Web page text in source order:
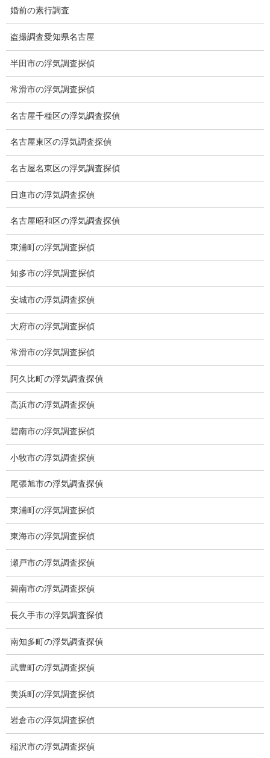
無料相談専用電話 10:00～17:00〔不定休〕
070-2678-3739
お問い合わせフォーム
お気軽にお問合せください
総合探偵社ミライリサーチ
愛知県名古屋市中区栄3-7ｰ4
Toshin.Sakuraビル 10F
愛知県名古屋市中区新栄2丁目41-11
ベストビル6B
子供のお迎え、パート、お仕事の都合などで、お時間のない方、
愛知県内でご面談場所のご要望がございましたら、お申し付けく
ださい。
※弊社から24時間以内に返信が無い場合、再度LINE又はお電話を
カテゴリー
婚前の素行調査
盗撮調査愛知県名古屋
半田市の浮気調査探偵
常滑市の浮気調査探偵
名古屋千種区の浮気調査探偵
名古屋東区の浮気調査探偵
名古屋名東区の浮気調査探偵
日進市の浮気調査探偵
名古屋昭和区の浮気調査探偵
東浦町の浮気調査探偵
知多市の浮気調査探偵
安城市の浮気調査探偵
大府市の浮気調査探偵
常滑市の浮気調査探偵
阿久比町の浮気調査探偵
高浜市の浮気調査探偵
碧南市の浮気調査探偵
小牧市の浮気調査探偵
尾張旭市の浮気調査探偵
東浦町の浮気調査探偵
東海市の浮気調査探偵
瀬戸市の浮気調査探偵
碧南市の浮気調査探偵
長久手市の浮気調査探偵
南知多町の浮気調査探偵
武豊町の浮気調査探偵
美浜町の浮気調査探偵
岩倉市の浮気調査探偵
稲沢市の浮気調査探偵